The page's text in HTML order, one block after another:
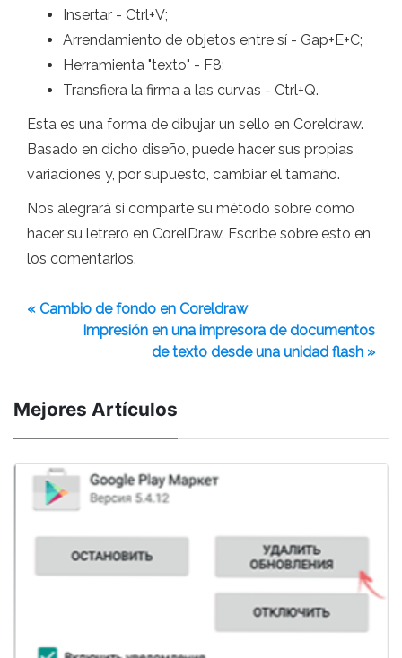
Insertar - Ctrl+V;
Arrendamiento de objetos entre sí - Gap+E+C;
Herramienta "texto" - F8;
Transfiera la firma a las curvas - Ctrl+Q.
Esta es una forma de dibujar un sello en Coreldraw.
Basado en dicho diseño, puede hacer sus propias
variaciones y, por supuesto, cambiar el tamaño.
Nos alegrará si comparte su método sobre cómo
hacer su letrero en CorelDraw. Escribe sobre esto en
los comentarios.
« Cambio de fondo en Coreldraw
Impresión en una impresora de documentos
de texto desde una unidad flash »
Mejores Artículos